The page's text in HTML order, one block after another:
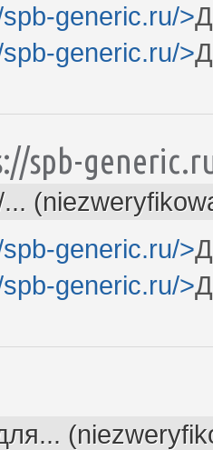
generic.ru/>
generic.ru/>
spb-
generic.ru/>
generic.ru/>